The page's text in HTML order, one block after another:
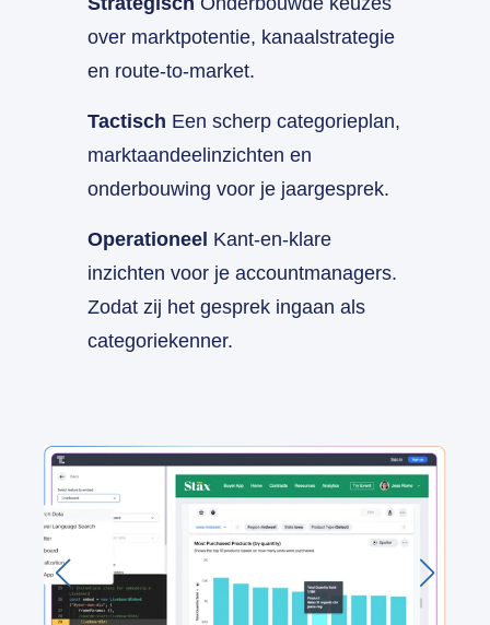
over marktpotentie, kanaalstrategie
en route-to-market.
Tactisch Een scherp categorieplan,
marktaandeelinzichten en
onderbouwing voor je jaargesprek.
Operationeel Kant-en-klare
inzichten voor je accountmanagers.
Zodat zij het gesprek ingaan als
categoriekenner.